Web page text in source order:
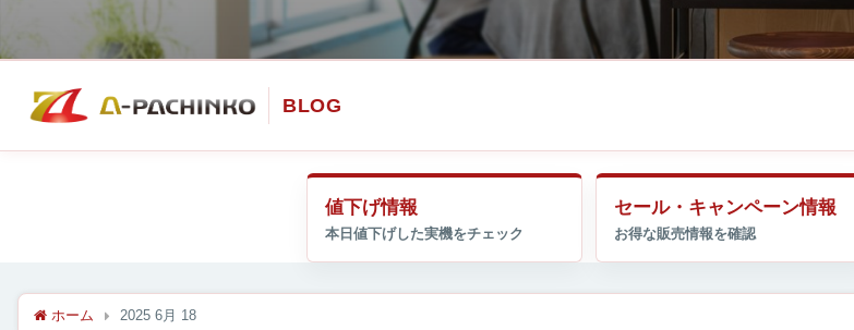
値下げ情報 セール・キャンペーン情報
ホーム 2025 6月 18